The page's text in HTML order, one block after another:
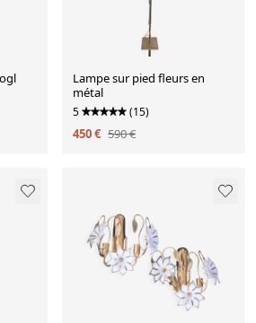
Lampe sur pied fleurs en
métal
5 (15)
450 € 590 €